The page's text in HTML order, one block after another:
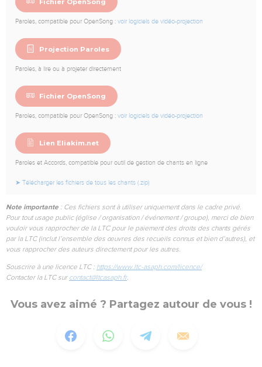
Fichier OpenSong
Paroles, compatible pour OpenSong : voir logiciels de vidéo-projection
Projection Paroles
Paroles, à lire ou à projeter directement
Fichier OpenSong
Paroles, compatible pour OpenSong : voir logiciels de vidéo-projection
Lien Eliakim.net
Paroles et Accords, compatible pour outil de gestion de chants en ligne
➤ Télécharger les fichiers de tous les chants (.zip)
Note importante : Ces fichiers sont à utiliser uniquement dans le cadre privé.
Pour tout usage public (église / organisation / événement / groupe), merci de bien
vouloir vous rapprocher de la LTC pour le paiement des droits des chants gérés
par la LTC (inclut l’ensemble des œuvres des recueils connus et bien d’autres), et
vous rapprocher des auteurs directement pour les autres.
Souscrire à une licence LTC : https://www.ltc-asaph.com/licence/
Contacter la LTC sur contact@ltcasaph.fr.
Vous avez aimé ? Partagez autour de vous !